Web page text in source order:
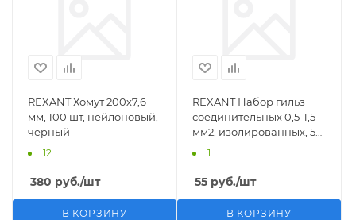
REXANT Хомут 200х7,6
мм, 100 шт, нейлоновый,
черный
: 12
380 руб./шт
В КОРЗИНУ
REXANT Набор гильз
соединительных 0,5-1,5
мм2, изолированных, 5
: 1
55 руб./шт
В КОРЗИНУ